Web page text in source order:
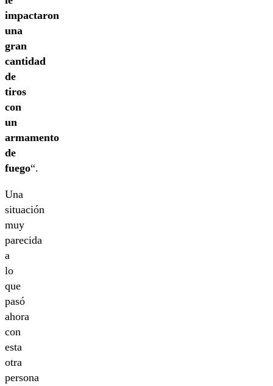
impactaron
una
gran
cantidad
de
tiros
con
un
armamento
de
fuego“.
Una
situación
muy
parecida
a
lo
que
pasó
ahora
con
esta
otra
persona